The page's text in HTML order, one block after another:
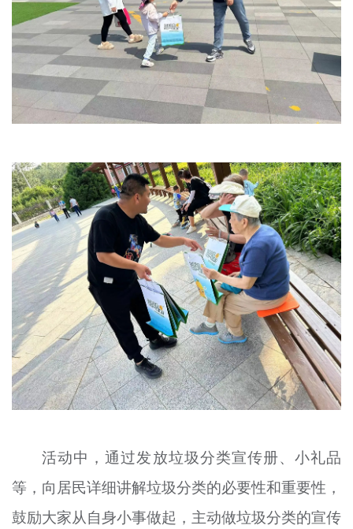
活动中，通过发放垃圾分类宣传册、小礼品
等，向居民详细讲解垃圾分类的必要性和重要性，
鼓励大家从自身小事做起，主动做垃圾分类的宣传